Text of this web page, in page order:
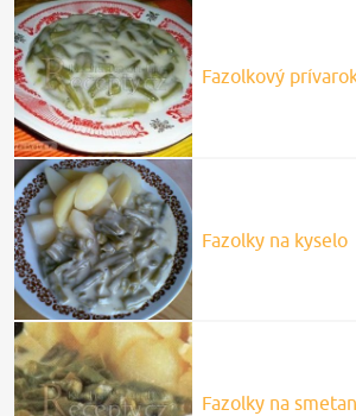
Fazolkový
Fazolky na kyselo
Fazolky na